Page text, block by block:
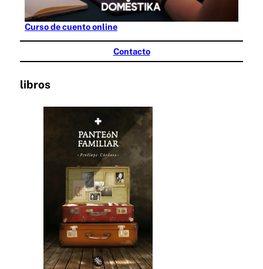
Curso de cuento online
Contacto
libros